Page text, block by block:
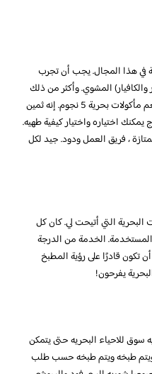
في هذا المجال. يجب أن تجرب
والكافيار) المشوي. وأكثر من ذلك
بكثير الأطباق. لسعر معقول.بالتأكيد مطعم مأكولات بحرية 5 نجوم. إنه ثمين
اختياره واختيار كيفية طهيه.
، فريق العمل ودود. جيد لكل
التي أتيحت لي. كان كل
الخدمة من الدرجة
تكون قادرًا على رؤية المطبخ
يفرحون!
سوق للاحياء البحريه حتى يتمكن
ويتم طبخه ويتم طبخه حسب طلب